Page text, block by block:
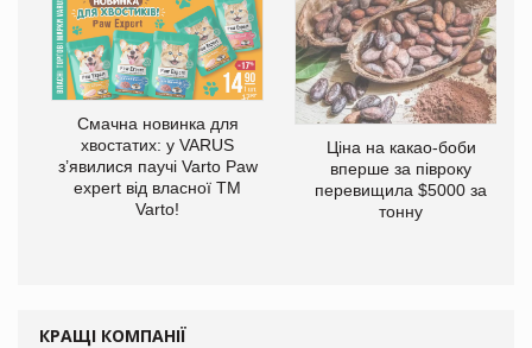
Смачна новинка для
хвостатих: у VARUS
з’явилися паучі Varto Paw
expert від власної ТМ
Varto!
Ціна на какао-боби
вперше за півроку
перевищила $5000 за
тонну
КРАЩІ КОМПАНІЇ